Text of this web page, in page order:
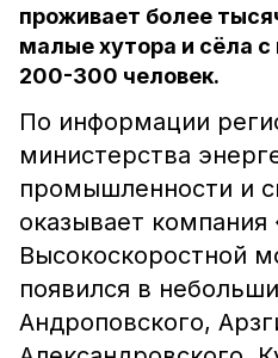
проживает более
малые хутора и сёла
200-300 человек.
По информации
министерства
промышленности и
оказывает
Высокоскоростной
появился в
Андроповского,